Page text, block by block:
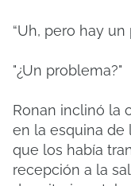
“Uh, pero hay un
"¿Un problema?"
Ronan inclinó la
en la esquina de
que los había
recepción a la